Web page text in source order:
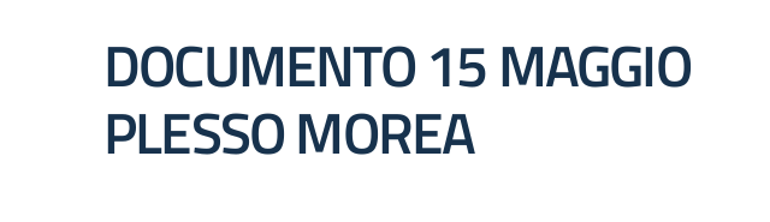
DOCUMENTO 15 MAGGIO
PLESSO MOREA